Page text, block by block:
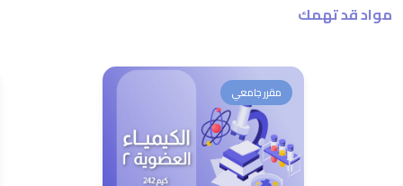
مواد قد تهمك
مقرر جامعي